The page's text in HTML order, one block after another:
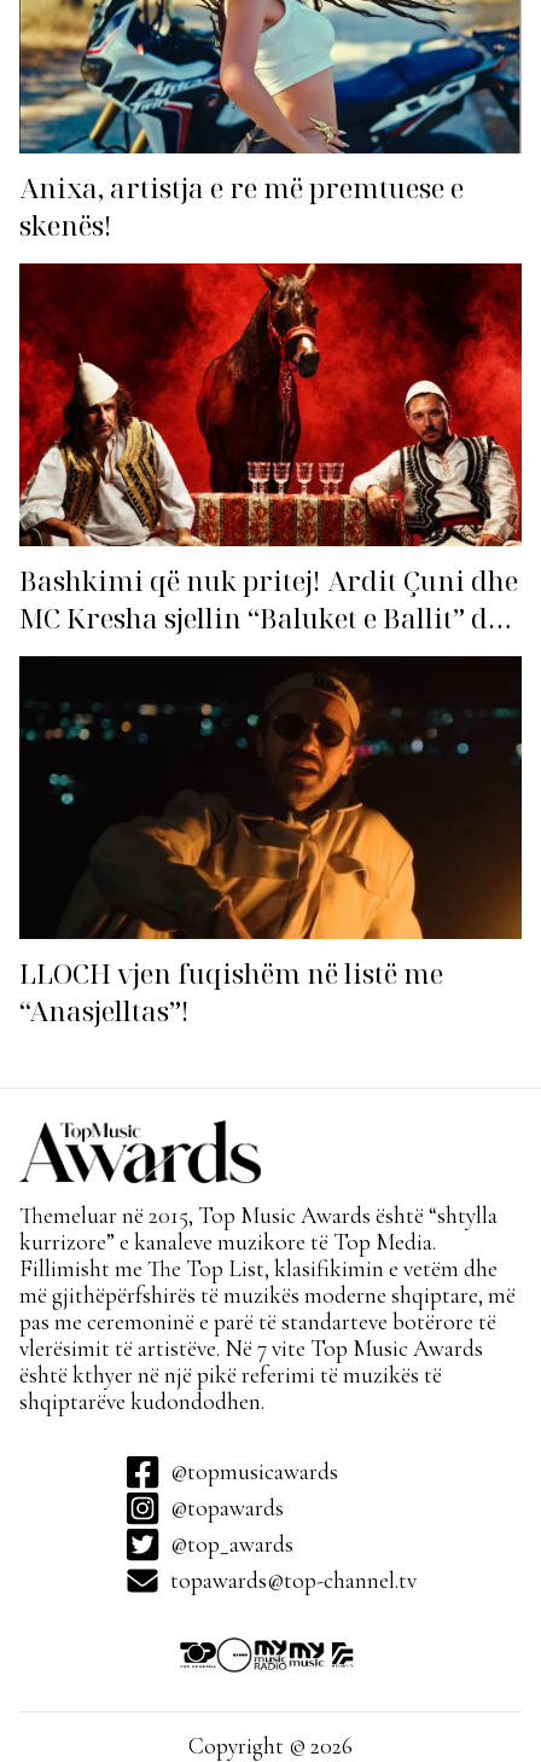
Anixa, artistja e re më premtuese e
skenës!
Bashkimi që nuk pritej! Ardit Çuni dhe
MC Kresha sjellin “Baluket e Ballit” dhe
ndezin rrjetin!
LLOCH vjen fuqishëm në listë me
“Anasjelltas”!
Themeluar në 2015, Top Music Awards është “shtylla
kurrizore” e kanaleve muzikore të Top Media.
Fillimisht me The Top List, klasifikimin e vetëm dhe
më gjithëpërfshirës të muzikës moderne shqiptare, më
pas me ceremoninë e parë të standarteve botërore të
vlerësimit të artistëve. Në 7 vite Top Music Awards
është kthyer në një pikë referimi të muzikës të
shqiptarëve kudondodhen.
@topmusicawards
@topawards
@top_awards
topawards@top-channel.tv
Copyright © 2026